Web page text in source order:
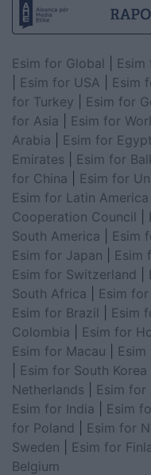
Esim for Global Esim
Esim for USA Esim
for Turkey
Esim for
for Asia
Esim for
Arabia
Esim for Egypt
Emirates
Esim for
for China
Esim for
Esim for Latin America
Cooperation Council
South America
Esim
Esim for Japan
Esim
Esim for Switzerland
South Africa
Esim
Esim for Brazil
Esim
Colombia
Esim for
Esim for Macau
Esim for South Korea
Netherlands
Esim for
Esim for India
Esim
for Poland
Esim for
Sweden
Esim for
Belgium